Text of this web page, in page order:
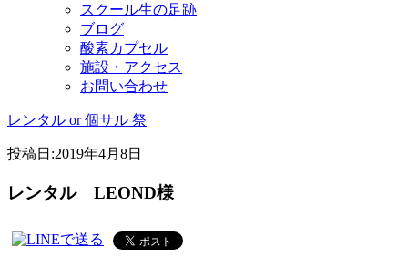
スクール生の足跡
ブログ
酸素カプセル
施設・アクセス
お問い合わせ
レンタル or 個サル 祭
投稿日:2019年4月8日
レンタル LEOND様